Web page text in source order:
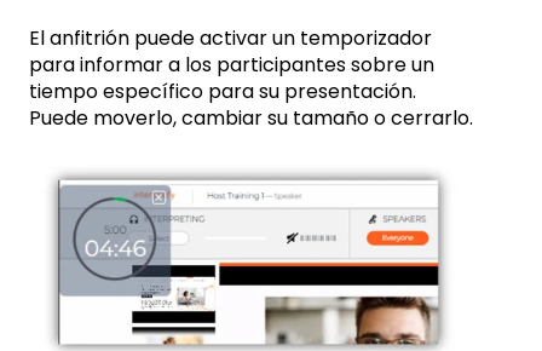
El anfitrión puede activar un temporizador
para informar a los participantes sobre un
tiempo específico para su presentación.
Puede moverlo, cambiar su tamaño o cerrarlo.